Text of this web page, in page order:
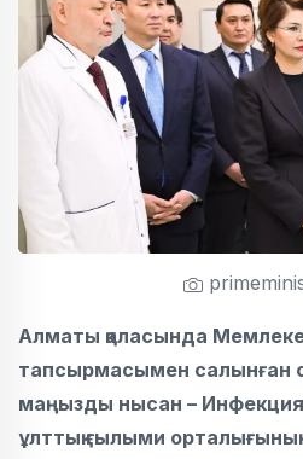
Алматы қаласында
тапсырмасымен салынған
маңызды нысан –
ұлттық ғылыми